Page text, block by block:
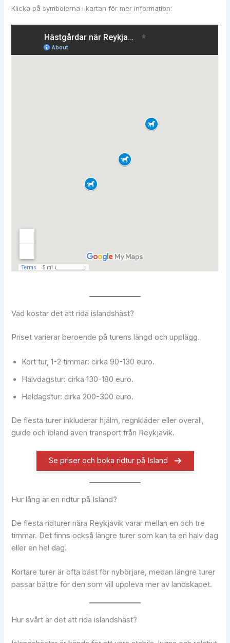
Klicka på symbolerna i kartan för mer information:
Vad kostar det att rida islandshäst?
Priset varierar beroende på turens längd och upplägg.
Kort tur, 1-2 timmar: cirka 90-130 euro.
Halvdagstur: cirka 130-180 euro.
Heldagstur: cirka 200-300 euro.
De flesta turer inkluderar hjälm, regnkläder eller overall,
guide och ibland även transport från Reykjavik.
Se priser och boka ridtur på Island
Hur lång är en ridtur på Island?
De flesta ridturer nära Reykjavik varar mellan en och tre
timmar. Det finns också längre turer som kan ta en halv dag
eller en hel dag.
Kortare turer är ofta bäst för nybörjare, medan längre turer
passar bättre för den som vill uppleva mer av landskapet.
Hur svårt är det att rida islandshäst?